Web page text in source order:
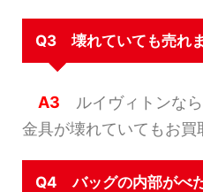
Q3 壊れていても売れ
A3 ルイヴィトンなら
金具が壊れていてもお買
Q4 バッグの内部がべ